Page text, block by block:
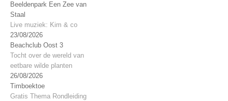
Beeldenpark Een Zee van
Staal
Live muziek: Kim & co
23/08/2026
Beachclub Oost 3
Tocht over de wereld van
eetbare wilde planten
26/08/2026
Timboektoe
Gratis Thema Rondleiding